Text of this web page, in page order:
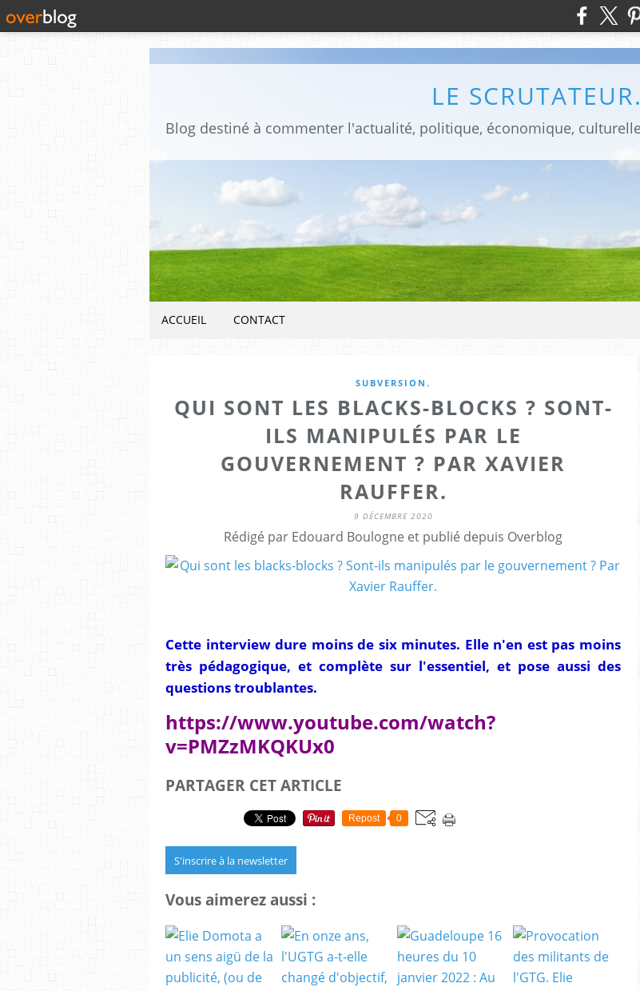
LE SCRUTATEUR.
ACCUEIL CONTACT
SUBVERSION.
QUI SONT LES BLACKS-BLOCKS ? SONT-
ILS MANIPULÉS PAR LE
GOUVERNEMENT ? PAR XAVIER
RAUFFER.
9 DÉCEMBRE 2020
Rédigé par Edouard Boulogne et publié depuis Overblog
Cette interview dure moins de six minutes. Elle n'en est pas moins
très pédagogique, et complète sur l'essentiel, et pose aussi des
questions troublantes.
https://www.youtube.com/watch?
v=PMZzMKQKUx0
PARTAGER CET ARTICLE
Repost 0
S'inscrire à la newsletter
Vous aimerez aussi :